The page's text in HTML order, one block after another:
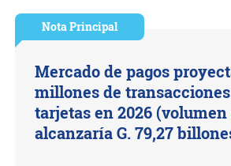
Nota Principal
Mercado de pagos
millones de
tarjetas en 2026 (volumen
alcanzaría G. 79,27